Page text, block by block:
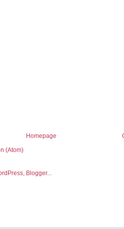
Homepage
(Atom)